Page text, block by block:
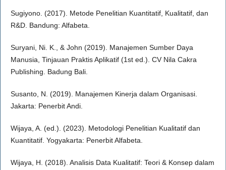
Sugiyono. (2017). Metode Penelitian Kuantitatif, Kualitatif, dan
R&D. Bandung: Alfabeta.
Suryani, Ni. K., & John (2019). Manajemen Sumber Daya
Manusia, Tinjauan Praktis Aplikatif (1st ed.). CV Nila Cakra
Publishing. Badung Bali.
Susanto, N. (2019). Manajemen Kinerja dalam Organisasi.
Jakarta: Penerbit Andi.
Wijaya, A. (ed.). (2023). Metodologi Penelitian Kualitatif dan
Kuantitatif. Yogyakarta: Penerbit Alfabeta.
Wijaya, H. (2018). Analisis Data Kualitatif: Teori & Konsep dalam